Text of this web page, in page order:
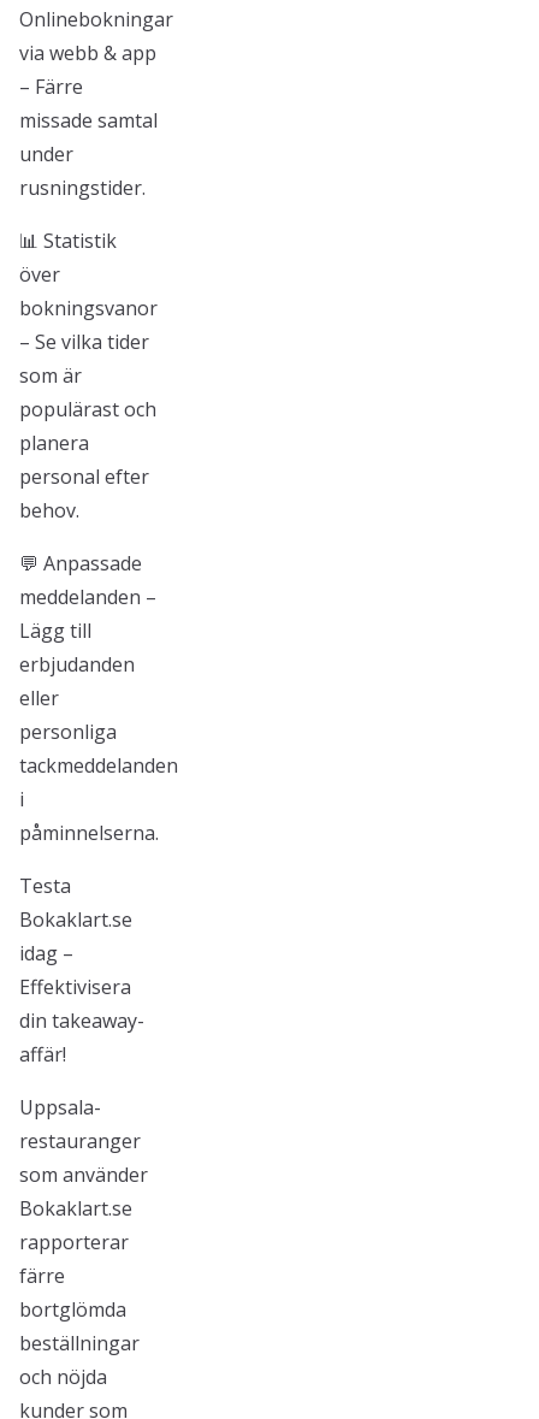
Onlinebokningar
via webb & app
– Färre
missade samtal
under
rusningstider.
📊 Statistik
över
bokningsvanor
– Se vilka tider
som är
populärast och
planera
personal efter
behov.
💬 Anpassade
meddelanden –
Lägg till
erbjudanden
eller
personliga
tackmeddelanden
i
påminnelserna.
Testa
Bokaklart.se
idag –
Effektivisera
din takeaway-
affär!
Uppsala-
restauranger
som använder
Bokaklart.se
rapporterar
färre
bortglömda
beställningar
och nöjda
kunder som